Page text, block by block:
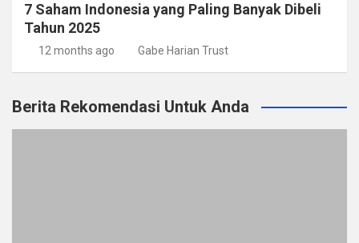
7 Saham Indonesia yang Paling Banyak Dibeli
Tahun 2025
12 months ago Gabe Harian Trust
Berita Rekomendasi Untuk Anda